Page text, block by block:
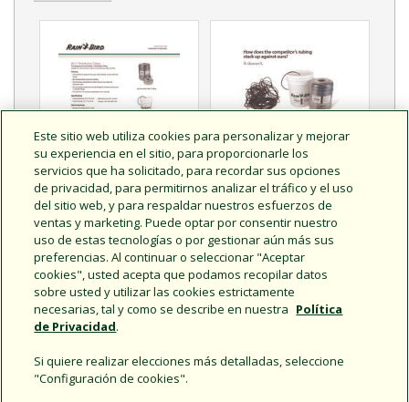
XQ Distribution Tubing
Friction Loss and
Performance Charts
XQ 1/4 inch Distribution
Tubing Technical
Specifications
Este sitio web utiliza cookies para personalizar y mejorar
su experiencia en el sitio, para proporcionarle los
servicios que ha solicitado, para recordar sus opciones
de privacidad, para permitirnos analizar el tráfico y el uso
del sitio web, y para respaldar nuestros esfuerzos de
ventas y marketing. Puede optar por consentir nuestro
uso de estas tecnologías o por gestionar aún más sus
preferencias. Al continuar o seleccionar "Aceptar
cookies", usted acepta que podamos recopilar datos
sobre usted y utilizar las cookies estrictamente
necesarias, tal y como se describe en nuestra Política
de Privacidad.
Si quiere realizar elecciones más detalladas, seleccione
"Configuración de cookies".